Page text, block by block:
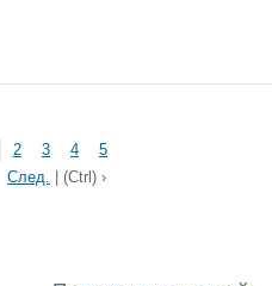
2 3 4
5
След. | (Ctrl) ›